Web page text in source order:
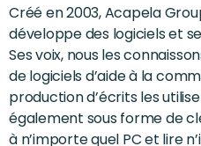
Créé en 2003, Acapela
développe des logiciels et
Ses voix, nous les
de logiciels d’aide à la
production d’écrits les
également sous forme de
à n’importe quel PC et lire